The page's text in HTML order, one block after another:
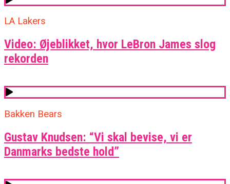
LA Lakers
Video: Øjeblikket, hvor LeBron James slog
rekorden
Bakken Bears
Gustav Knudsen: “Vi skal bevise, vi er
Danmarks bedste hold”